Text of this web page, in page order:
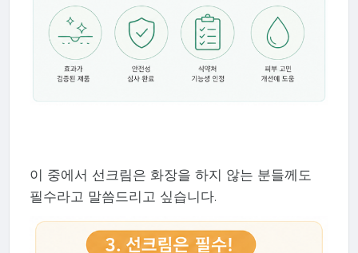
이 중에서 선크림은 화장을 하지 않는 분들께도
필수라고 말씀드리고 싶습니다.